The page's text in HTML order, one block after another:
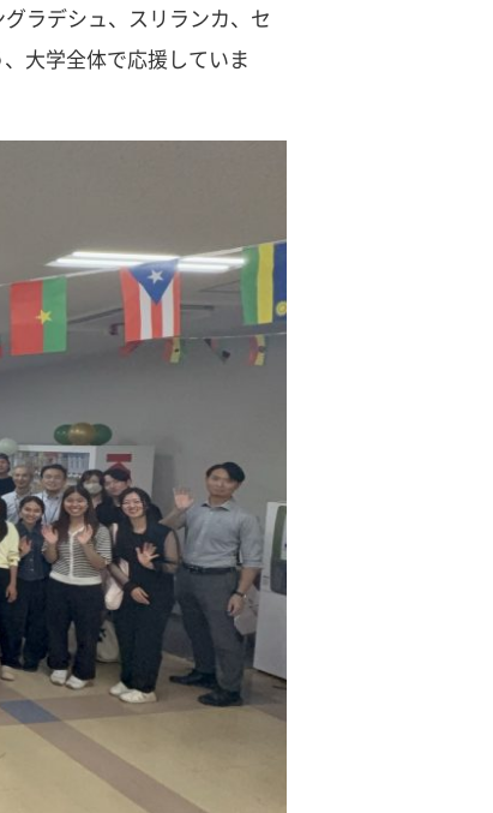
ラデシュ、スリランカ、セ
大学全体で応援していま